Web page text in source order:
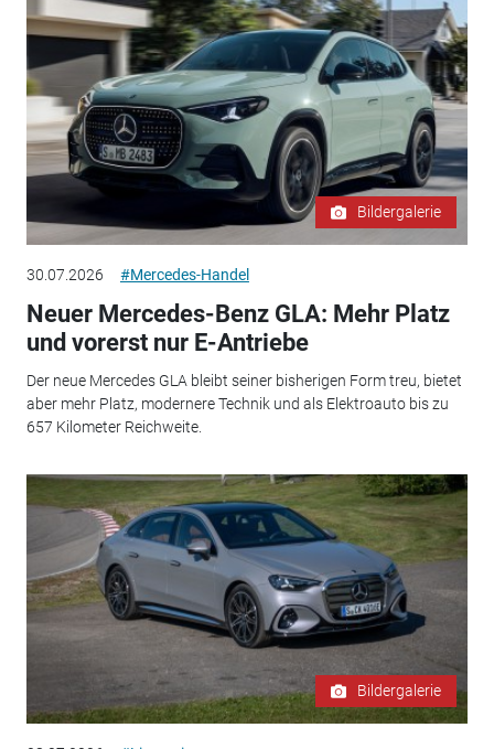
Bildergalerie
30.07.2026 #Mercedes-Handel
Neuer Mercedes-Benz GLA: Mehr Platz
und vorerst nur E-Antriebe
Der neue Mercedes GLA bleibt seiner bisherigen Form treu, bietet
aber mehr Platz, modernere Technik und als Elektroauto bis zu
657 Kilometer Reichweite.
Bildergalerie